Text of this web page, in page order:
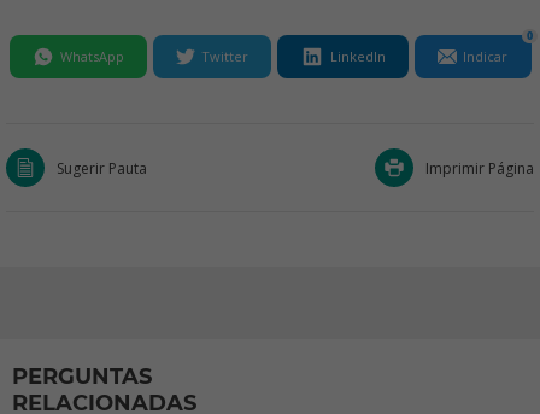
WhatsApp Twitter LinkedIn Indicar
0
Sugerir Pauta Imprimir Página
PERGUNTAS
RELACIONADAS